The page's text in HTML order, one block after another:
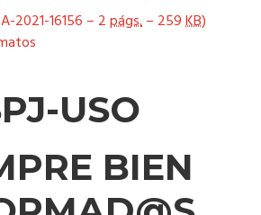
2021-16156 – 2págs.– 259KB)
USO
BIEN